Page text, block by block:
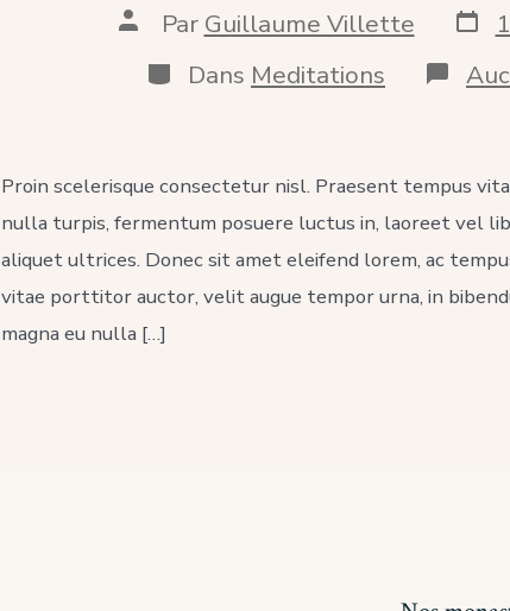
Auteur
publication
Par Guillaume Villette Date
de
Catégories
Dans Meditations
Proin scelerisque consectetur nisl. Praesent tempus
nulla turpis, fermentum posuere luctus in, laoreet vel
aliquet ultrices. Donec sit amet eleifend lorem, ac
vitae porttitor auctor, velit augue tempor urna, in
magna eu nulla […]